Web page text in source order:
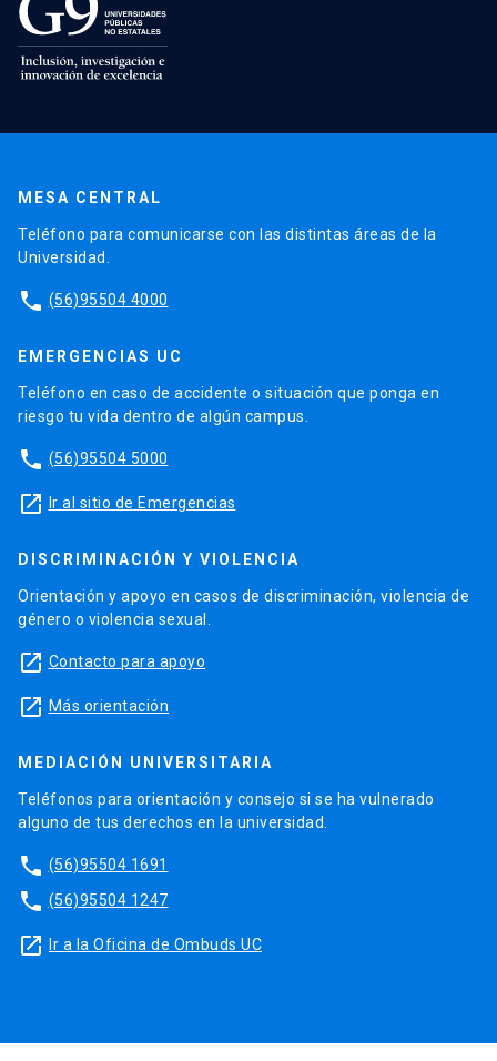
MESA CENTRAL
Teléfono para comunicarse con las distintas áreas de la
Universidad.
phone (56)95504 4000
EMERGENCIAS UC
Teléfono en caso de accidente o situación que ponga en
riesgo tu vida dentro de algún campus.
phone (56)95504 5000
launch Ir al sitio de Emergencias
DISCRIMINACIÓN Y VIOLENCIA
Orientación y apoyo en casos de discriminación, violencia de
género o violencia sexual.
launch Contacto para apoyo
launch Más orientación
MEDIACIÓN UNIVERSITARIA
Teléfonos para orientación y consejo si se ha vulnerado
alguno de tus derechos en la universidad.
phone (56)95504 1691
phone (56)95504 1247
launch Ir a la Oficina de Ombuds UC